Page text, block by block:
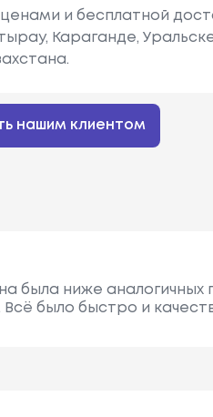
и бесплатной
Караганде,
нашим клиентом
была ниже
было быстро и